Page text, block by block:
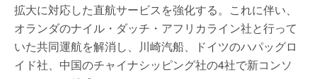
拡大に対応した直航サービスを強化する。これに伴い、
オランダのナイル・ダッチ・アフリカライン社と行って
いた共同運航を解消し、川崎汽船、ドイツのハパッグロ
イド社、中国のチャイナシッピング社の4社で新コンソ